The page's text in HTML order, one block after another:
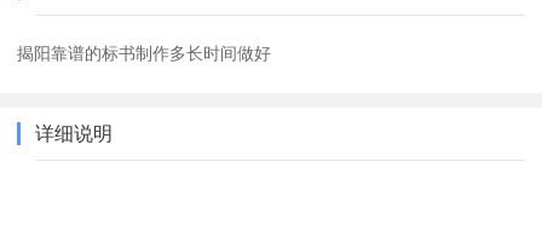
揭阳靠谱的标书制作多长时间做好
详细说明